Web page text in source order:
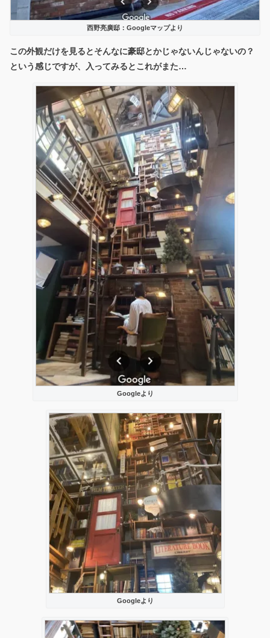
西野亮廣邸：Googleマップより
この外観だけを見るとそんなに豪邸とかじゃないんじゃないの？
という感じですが、入ってみるとこれがまた…
Googleより
Googleより